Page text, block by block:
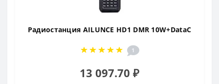
Радиостанция AILUNCE HD1 DMR 10W+DataC
1
13 097.70 ₽